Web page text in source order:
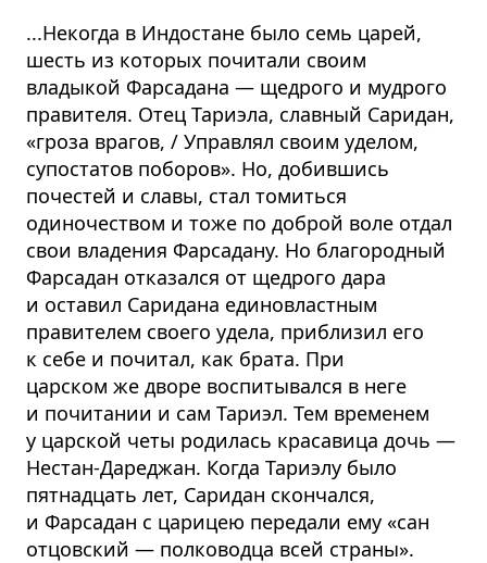
...Некогда в Индостане было семь царей,
шесть из которых почитали своим
владыкой Фарсадана — щедрого и мудрого
правителя. Отец Тариэла, славный Саридан,
«гроза врагов, / Управлял своим уделом,
супостатов поборов». Но, добившись
почестей и славы, стал томиться
одиночеством и тоже по доброй воле отдал
свои владения Фарсадану. Но благородный
Фарсадан отказался от щедрого дара
и оставил Саридана единовластным
правителем своего удела, приблизил его
к себе и почитал, как брата. При
царском же дворе воспитывался в неге
и почитании и сам Тариэл. Тем временем
у царской четы родилась красавица дочь —
Нестан-Дареджан. Когда Тариэлу было
пятнадцать лет, Саридан скончался,
и Фарсадан с царицею передали ему «сан
отцовский — полководца всей страны».